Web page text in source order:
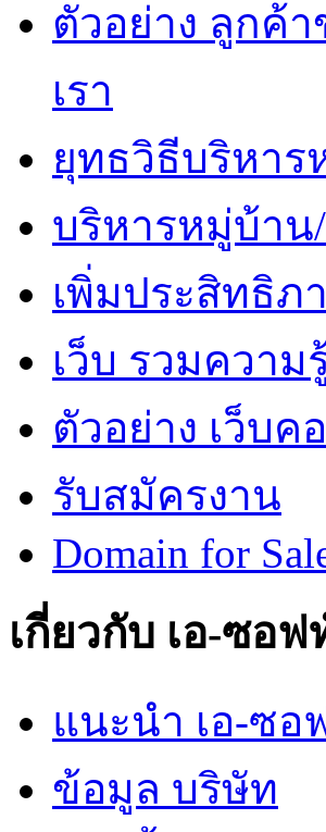
ตัวอย่าง ลูกค้า
เรา
ยุทธวิธีบริหา
บริหารหมู่บ้า
เพิ่มประสิทธิ
เว็บ รวมควา
ตัวอย่าง เว็บค
รับสมัครงาน
Domain for
เกี่ยวกับ เอ-ซอ
แนะนำ เอ-ซอ
ข้อมูล บริษัท